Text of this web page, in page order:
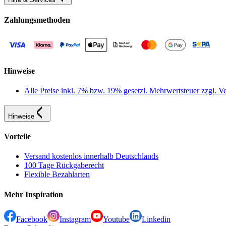
Zahlungsmethoden
Hinweise
Alle Preise inkl. 7% bzw. 19% gesetzl. Mehrwertsteuer zzgl.
Hinweise
Vorteile
Versand kostenlos innerhalb Deutschlands
100 Tage Rückgaberecht
Flexible Bezahlarten
Mehr Inspiration
Facebook Instagram Youtube
Linkedin